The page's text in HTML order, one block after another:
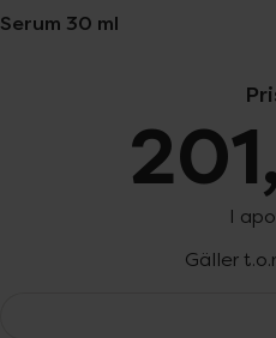
Serum 30 ml
I
Gäller